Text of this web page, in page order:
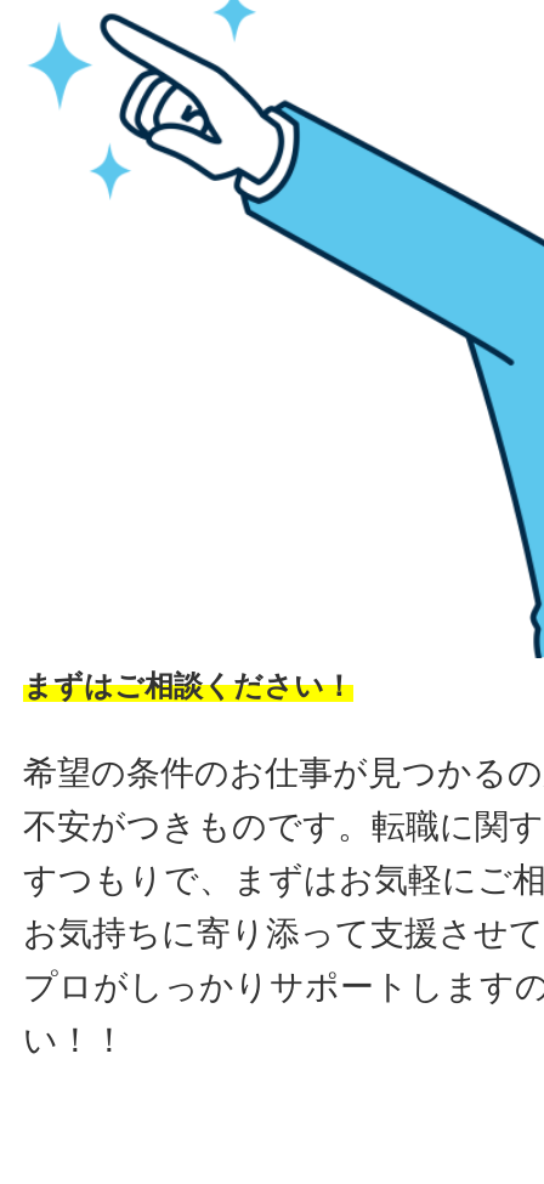
まずはご相談ください！
希望の条件のお仕事が見つかる
不安がつきものです。転職に関
すつもりで、まずはお気軽にご
お気持ちに寄り添って支援させ
プロがしっかりサポートします
い！！